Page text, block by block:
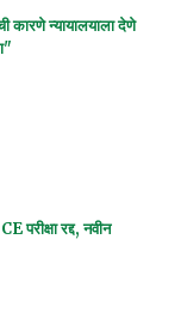
कारणे न्यायालयाला देणे
परीक्षा रद्द, नवीन